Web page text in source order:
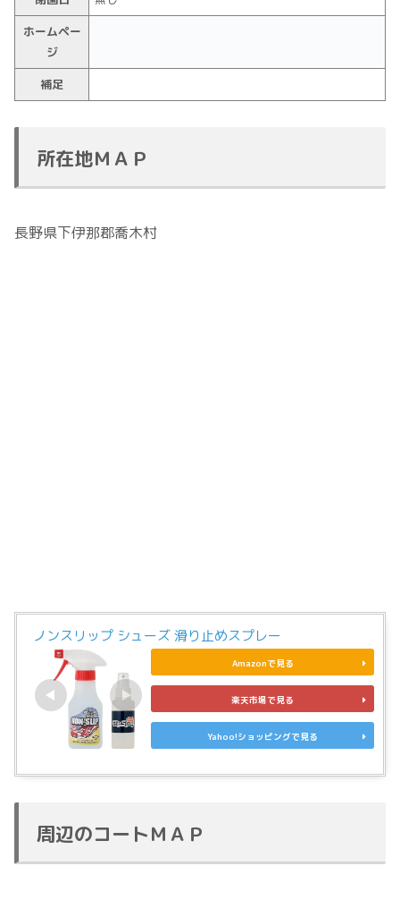
ホームペー
ジ
補足
所在地ＭＡＰ
長野県下伊那郡喬木村
ノンスリップ シューズ 滑り止めスプレー
Amazonで見る
楽天市場で見る
Yahoo!ショッピングで見る
周辺のコートＭＡＰ